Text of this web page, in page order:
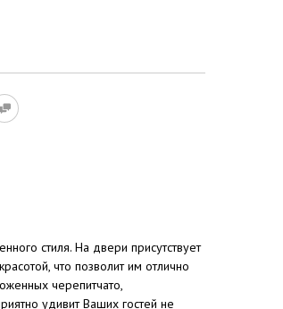
стиля. На двери присутствует
что позволит им отлично
черепитчато,
удивит Ваших гостей не